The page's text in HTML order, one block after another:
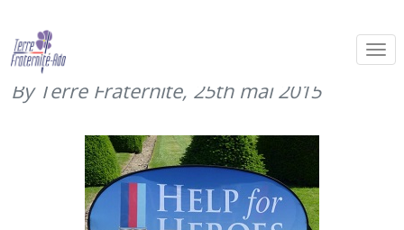
Bientôt la Big Battlefield Bike Ride
2015 de Help for Heroes
By Terre Fraternité, 25th mai 2015